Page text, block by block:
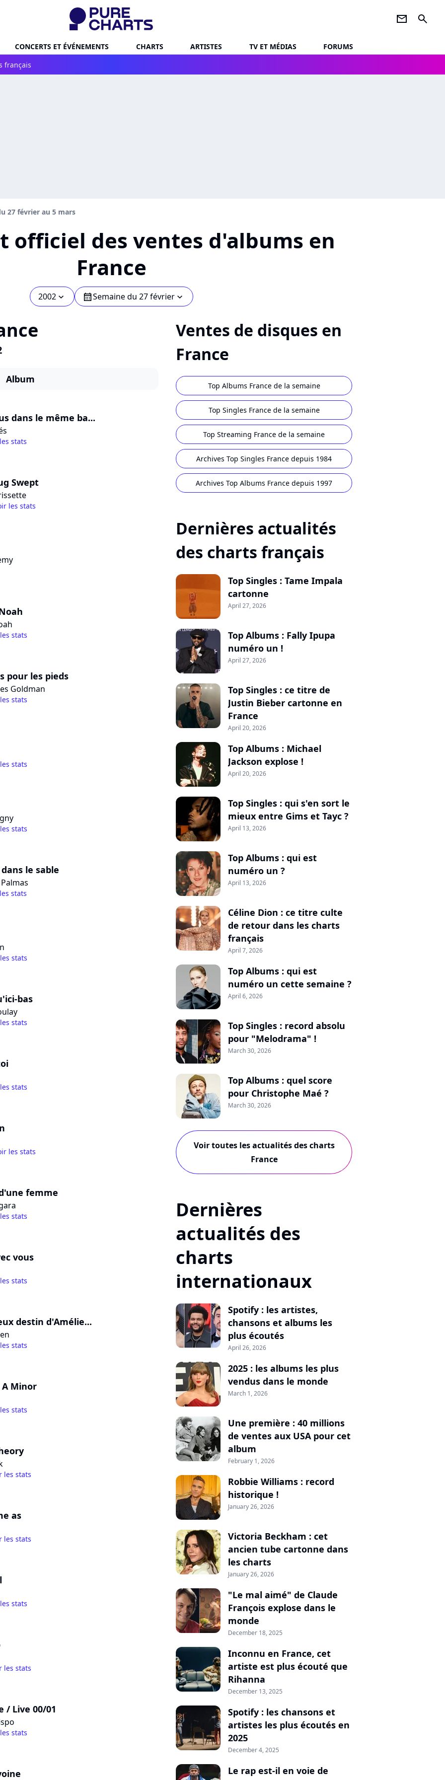
newsletter search
CONCERTS ET ÉVÉNEMENTS CHARTS ARTISTES TV ET MÉDIAS
FORUMS
français
27 février au 5 mars
officiel des ventes d'albums en
France
2002chevron_bot calendarSemaine du 27 févrierchevron_bot
Album
dans le même ba...
stats
Swept
les stats
stats
pour les pieds
Goldman
stats
stats
stats
le sable
stats
stats
bas
stats
stats
les stats
femme
stats
vous
stats
destin d'Amélie...
stats
A Minor
stats
les stats
as
les stats
stats
les stats
/ Live 00/01
stats
Ventes de disques en
France
Top Albums France de la semaine
Top Singles France de la semaine
Top Streaming France de la semaine
Archives Top Singles France depuis 1984
Archives Top Albums France depuis 1997
Dernières actualités
des charts français
Top Singles : Tame Impala
cartonne
April 27, 2026
Top Albums : Fally Ipupa
numéro un !
April 27, 2026
Top Singles : ce titre de
Justin Bieber cartonne en
France
April 20, 2026
Top Albums : Michael
Jackson explose !
April 20, 2026
Top Singles : qui s'en sort le
mieux entre Gims et Tayc ?
April 13, 2026
Top Albums : qui est
numéro un ?
April 13, 2026
Céline Dion : ce titre culte
de retour dans les charts
français
April 7, 2026
Top Albums : qui est
numéro un cette semaine ?
April 6, 2026
Top Singles : record absolu
pour "Melodrama" !
March 30, 2026
Top Albums : quel score
pour Christophe Maé ?
March 30, 2026
Voir toutes les actualités des charts
France
Dernières
actualités des
charts
internationaux
Spotify : les artistes,
chansons et albums les
plus écoutés
April 26, 2026
2025 : les albums les plus
vendus dans le monde
March 1, 2026
Une première : 40 millions
de ventes aux USA pour cet
album
February 1, 2026
Robbie Williams : record
historique !
January 26, 2026
Victoria Beckham : cet
ancien tube cartonne dans
les charts
January 26, 2026
"Le mal aimé" de Claude
François explose dans le
monde
December 18, 2025
Inconnu en France, cet
artiste est plus écouté que
Rihanna
December 13, 2025
Spotify : les chansons et
artistes les plus écoutés en
2025
December 4, 2025
Le rap est-il en voie de